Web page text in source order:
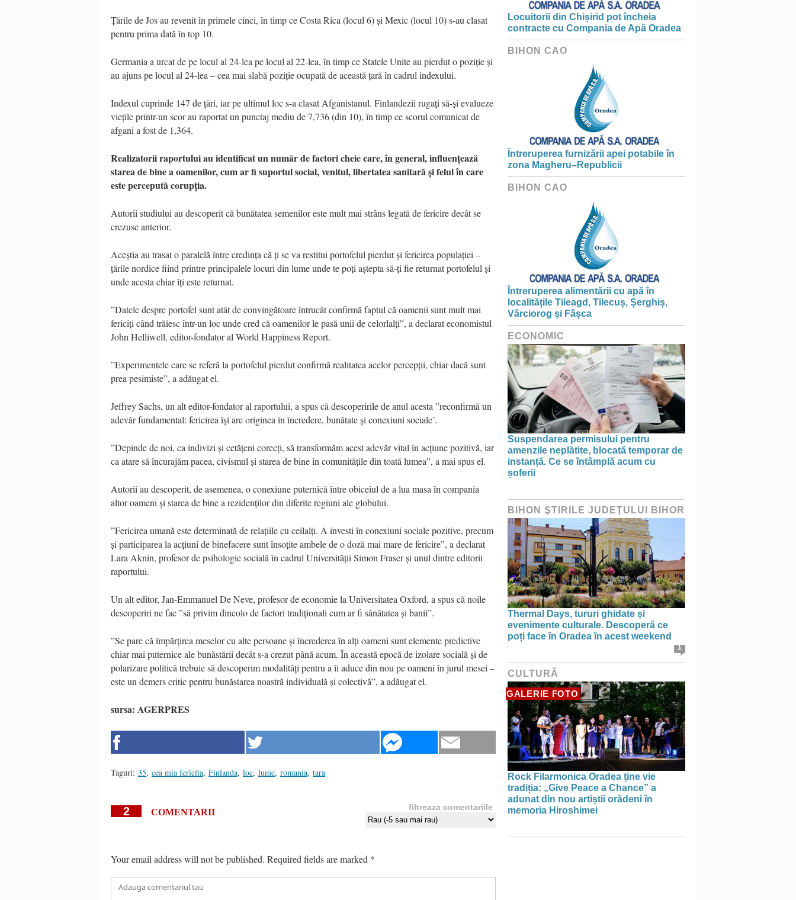
Țările de Jos au revenit în primele cinci, în timp ce Costa Rica (locul 6) și Mexic (locul 10) s-au clasat
pentru prima dată în top 10.
Germania a urcat de pe locul al 24-lea pe locul al 22-lea, în timp ce Statele Unite au pierdut o poziție și
au ajuns pe locul al 24-lea – cea mai slabă poziție ocupată de această țară în cadrul indexului.
Indexul cuprinde 147 de țări, iar pe ultimul loc s-a clasat Afganistanul. Finlandezii rugați să-și evalueze
viețile printr-un scor au raportat un punctaj mediu de 7,736 (din 10), în timp ce scorul comunicat de
afgani a fost de 1,364.
Realizatorii raportului au identificat un număr de factori cheie care, în general, influențează
starea de bine a oamenilor, cum ar fi suportul social, venitul, libertatea sanitară și felul în care
este percepută corupția.
Autorii studiului au descoperit că bunătatea semenilor este mult mai strâns legată de fericire decât se
crezuse anterior.
Aceștia au trasat o paralelă între credința că ți se va restitui portofelul pierdut și fericirea populației –
țările nordice fiind printre principalele locuri din lume unde te poți aștepta să-ți fie returnat portofelul și
unde acesta chiar îți este returnat.
”Datele despre portofel sunt atât de convingătoare întrucât confirmă faptul că oamenii sunt mult mai
fericiți când trăiesc într-un loc unde cred că oamenilor le pasă unii de celorlalți”, a declarat economistul
John Helliwell, editor-fondator al World Happiness Report.
”Experimentele care se referă la portofelul pierdut confirmă realitatea acelor percepții, chiar dacă sunt
prea pesimiste”, a adăugat el.
Jeffrey Sachs, un alt editor-fondator al raportului, a spus că descoperirile de anul acesta ”reconfirmă un
adevăr fundamental: fericirea își are originea în încredere, bunătate și conexiuni sociale’.
”Depinde de noi, ca indivizi și cetățeni corecți, să transformăm acest adevăr vital în acțiune pozitivă, iar
ca atare să încurajăm pacea, civismul și starea de bine în comunitățile din toată lumea”, a mai spus el.
Autorii au descoperit, de asemenea, o conexiune puternică între obiceiul de a lua masa în compania
altor oameni și starea de bine a rezidenților din diferite regiuni ale globului.
”Fericirea umană este determinată de relațiile cu ceilalți. A investi în conexiuni sociale pozitive, precum
și participarea la acțiuni de binefacere sunt însoțite ambele de o doză mai mare de fericire”, a declarat
Lara Aknin, profesor de psihologie socială în cadrul Universității Simon Fraser și unul dintre editorii
raportului.
Un alt editor, Jan-Emmanuel De Neve, profesor de economie la Universitatea Oxford, a spus că noile
descoperiri ne fac ”să privim dincolo de factori tradiționali cum ar fi sănătatea și banii”.
”Se pare că împărțirea meselor cu alte persoane și încrederea în alți oameni sunt elemente predictive
chiar mai puternice ale bunăstării decât s-a crezut până acum. În această epocă de izolare socială și de
polarizare politică trebuie să descoperim modalități pentru a îi aduce din nou pe oameni în jurul mesei –
este un demers critic pentru bunăstarea noastră individuală și colectivă”, a adăugat el.
sursa: AGERPRES
Taguri: 35, cea mia fericita, Finlanda, loc, lume, romania, tara
2 COMENTARII filtreaza comentariile
Your email address will not be published. Required fields are marked *
Locuitorii din Chișirid pot încheia
contracte cu Compania de Apă Oradea
BIHON CAO
Întreruperea furnizării apei potabile în
zona Magheru–Republicii
BIHON CAO
Întreruperea alimentării cu apă în
localitățile Tileagd, Tilecuș, Șerghiș,
Vârciorog și Fâșca
ECONOMIC
Suspendarea permisului pentru
amenzile neplătite, blocată temporar de
instanță. Ce se întâmplă acum cu
șoferii
BIHON ŞTIRILE JUDEŢULUI BIHOR
Thermal Days, tururi ghidate și
evenimente culturale. Descoperă ce
poți face în Oradea în acest weekend
1
CULTURĂ
GALERIE FOTO
Rock Filarmonica Oradea ţine vie
tradiția: „Give Peace a Chance” a
adunat din nou artiștii orădeni în
memoria Hiroshimei